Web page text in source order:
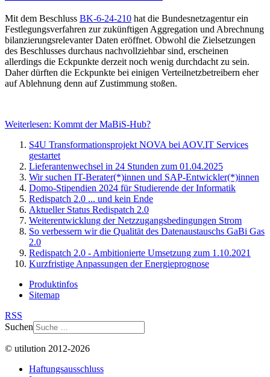
Mit dem Beschluss BK-6-24-210 hat die Bundesnetzagentur ein
Festlegungsverfahren zur zukünftigen Aggregation und Abrechnung
bilanzierungsrelevanter Daten eröffnet. Obwohl die Zielsetzungen
des Beschlusses durchaus nachvollziehbar sind, erscheinen
allerdings die Eckpunkte derzeit noch wenig durchdacht zu sein.
Daher dürften die Eckpunkte bei einigen Verteilnetzbetreibern eher
auf Ablehnung denn auf Zustimmung stoßen.
Weiterlesen: Kommt der MaBiS-Hub?
S4U Transformationsprojekt NOVA bei AOV.IT Services
gestartet
Lieferantenwechsel in 24 Stunden zum 01.04.2025
Wir suchen IT-Berater(*)innen und SAP-Entwickler(*)innen
Domo-Stipendien 2024 für Studierende der Informatik
Redispatch 2.0 ... und kein Ende
Aktueller Status Redispatch 2.0
Weiterentwicklung der Netzzugangsbedingungen Strom
So verbessern wir die Qualität des Datenaustauschs GaBi Gas
2.0
Redispatch 2.0 - Ambitionierte Umsetzung zum 1.10.2021
Kurzfristige Anpassungen der Energieprognose
Produktinfos
Sitemap
RSS
Suchen
© utilution 2012-2026
Haftungsausschluss